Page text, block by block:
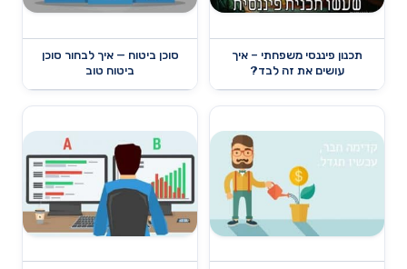
תכנון פיננסי משפחתי – איך
עושים את זה לבד?
סוכן ביטוח — איך לבחור סוכן
ביטוח טוב